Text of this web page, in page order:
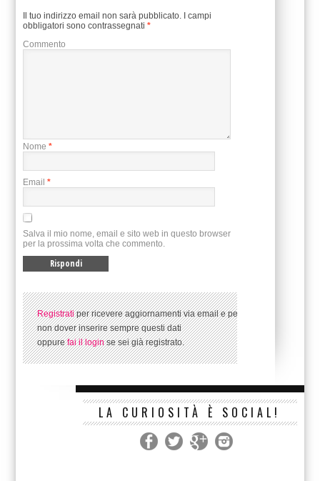
Il tuo indirizzo email non sarà pubblicato. I campi
obbligatori sono contrassegnati*
Commento
Nome *
Email *
Salva il mio nome, email e sito web in questo browser
per la prossima volta che commento.
Registratiper ricevere aggiornamenti via email e per
non dover inserire sempre questi dati
oppurefai il loginse sei già registrato.
LA CURIOSITÀ È SOCIAL!